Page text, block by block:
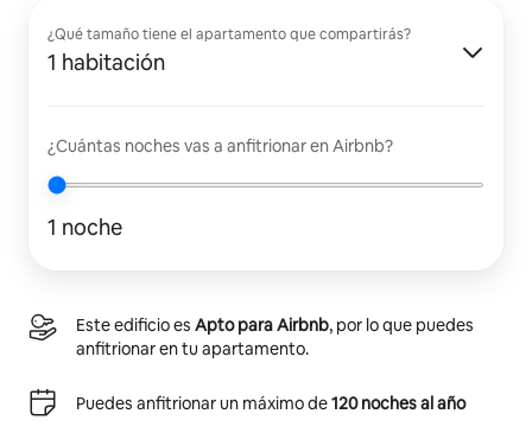
¿Qué tamaño tiene el apartamento que compartirás?
1 habitación
¿Cuántas noches vas a anfitrionar en Airbnb?
1 noche
Este edificio es Apto para Airbnb, por lo que puedes
anfitrionar en tu apartamento.
Puedes anfitrionar un máximo de120 noches al año